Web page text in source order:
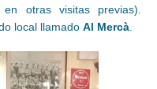
otras visitas previas).
local llamado Al Mercà.